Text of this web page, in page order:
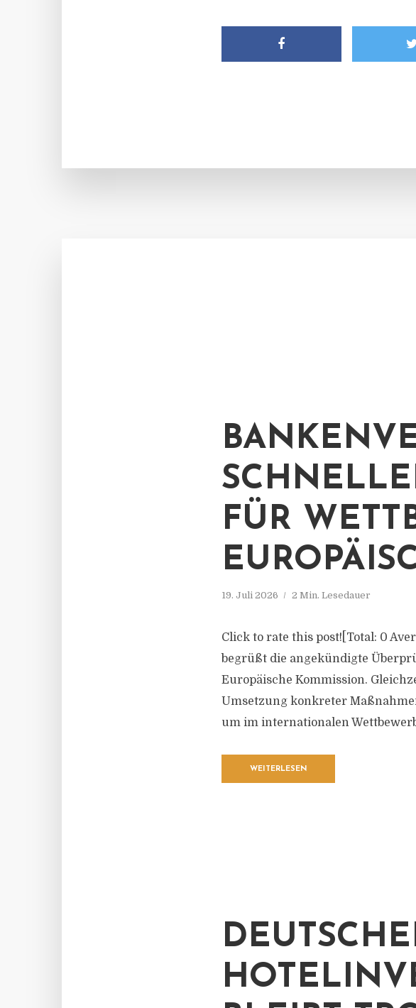
FÜR
19. Juli 2026 2 Min. Lesedauer
Click to rate this post![Total: 0
begrüßt die angekündigte
Europäische Kommission.
Umsetzung konkreter
um im internationalen
WEITERLESEN